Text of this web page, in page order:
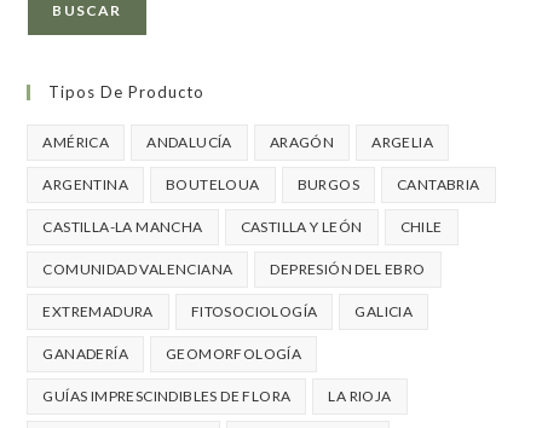
BUSCAR
Tipos De Producto
AMÉRICA ANDALUCÍA ARAGÓN ARGELIA
ARGENTINA BOUTELOUA BURGOS CANTABRIA
CASTILLA-LA MANCHA CASTILLA Y LEÓN CHILE
COMUNIDAD VALENCIANA DEPRESIÓN DEL EBRO
EXTREMADURA FITOSOCIOLOGÍA GALICIA
GANADERÍA GEOMORFOLOGÍA
GUÍAS IMPRESCINDIBLES DE FLORA LA RIOJA